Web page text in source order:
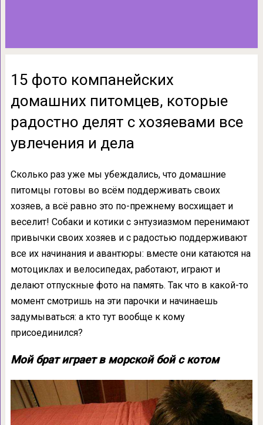
15 фото компанейских
домашних питомцев, которые
радостно делят с хозяевами все
увлечения и дела
Сколько раз уже мы убеждались, что домашние
питомцы готовы во всём поддерживать своих
хозяев, а всё равно это по-прежнему восхищает и
веселит! Собаки и котики с энтузиазмом перенимают
привычки своих хозяев и с радостью поддерживают
все их начинания и авантюры: вместе они катаются на
мотоциклах и велосипедах, работают, играют и
делают отпускные фото на память. Так что в какой-то
момент смотришь на эти парочки и начинаешь
задумываться: а кто тут вообще к кому
присоединился?
Мой брат играет в морской бой с котом